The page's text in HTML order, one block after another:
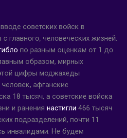
советских войск в
главного, человеческих жизней.
по разным оценкам от 1 до
образом, мирных
цифры моджахеды
афганские
18 тысяч, а советские войска
и ранения настигли 466 тысяч
подразделений, почти 11
инвалидами. Не будем